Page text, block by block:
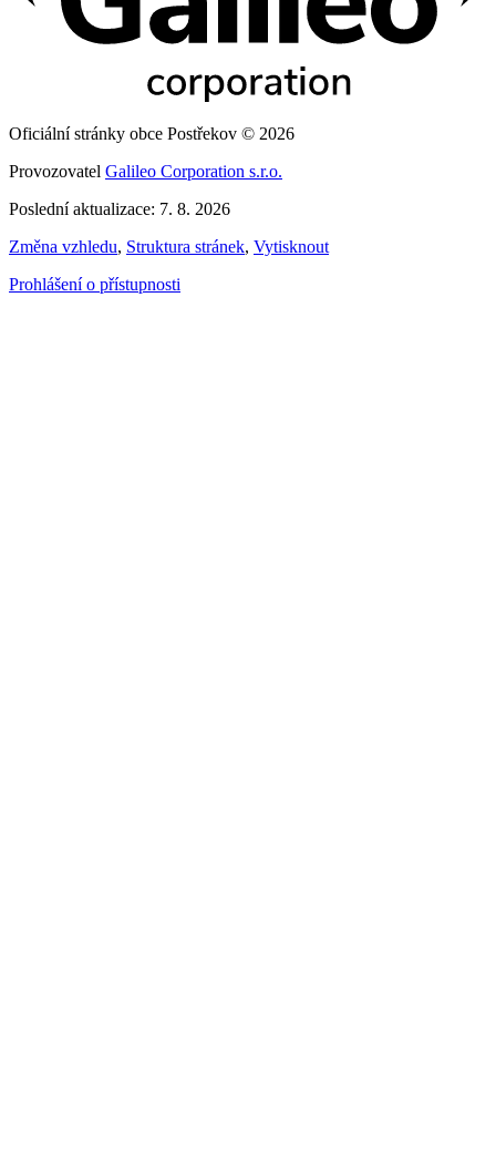
Oficiální stránky obce Postřekov © 2026
Provozovatel Galileo Corporation s.r.o.
Poslední aktualizace: 7. 8. 2026
Změna vzhledu, Struktura stránek, Vytisknout
Prohlášení o přístupnosti